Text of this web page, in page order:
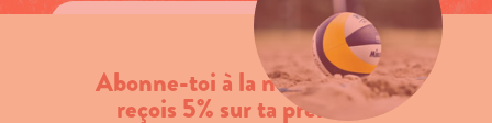
Beach volley
Abonne-toi à la newsletter et
reçois 5% sur ta première